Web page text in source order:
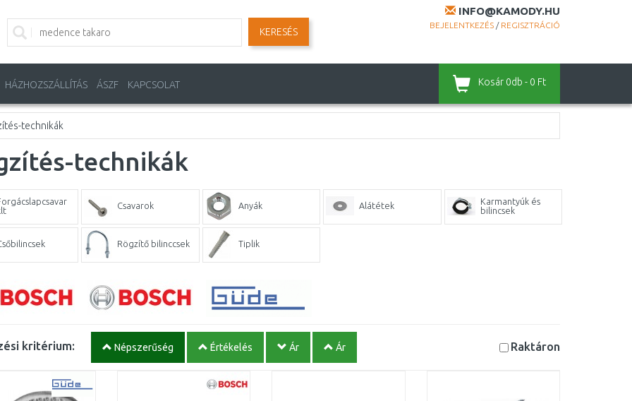
INFO@KAMODY.HU
BEJELENTKEZÉS / REGISZTRÁCIÓ
KERESÉS
HÁZHOZSZÁLLÍTÁS ÁSZF KAPCSOLAT Kosár 0db - 0 Ft
technikák
technikák
Csavarok Anyák Alátétek
Karmantyúk és
bilincsek
Rögzítő bilinccsek Tiplik
kritérium: Népszerűség Értékelés Ár Ár Raktáron